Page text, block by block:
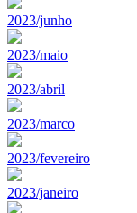
2023/junho
2023/maio
2023/abril
2023/marco
2023/fevereiro
2023/janeiro